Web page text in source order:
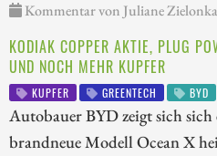
Kommentar von Juliane
KODIAK COPPER AKTIE, PLUG
UND NOCH MEHR KUPFER
KUPFER GREENTECH BYD
Autobauer BYD zeigt sich
brandneue Modell Ocean X